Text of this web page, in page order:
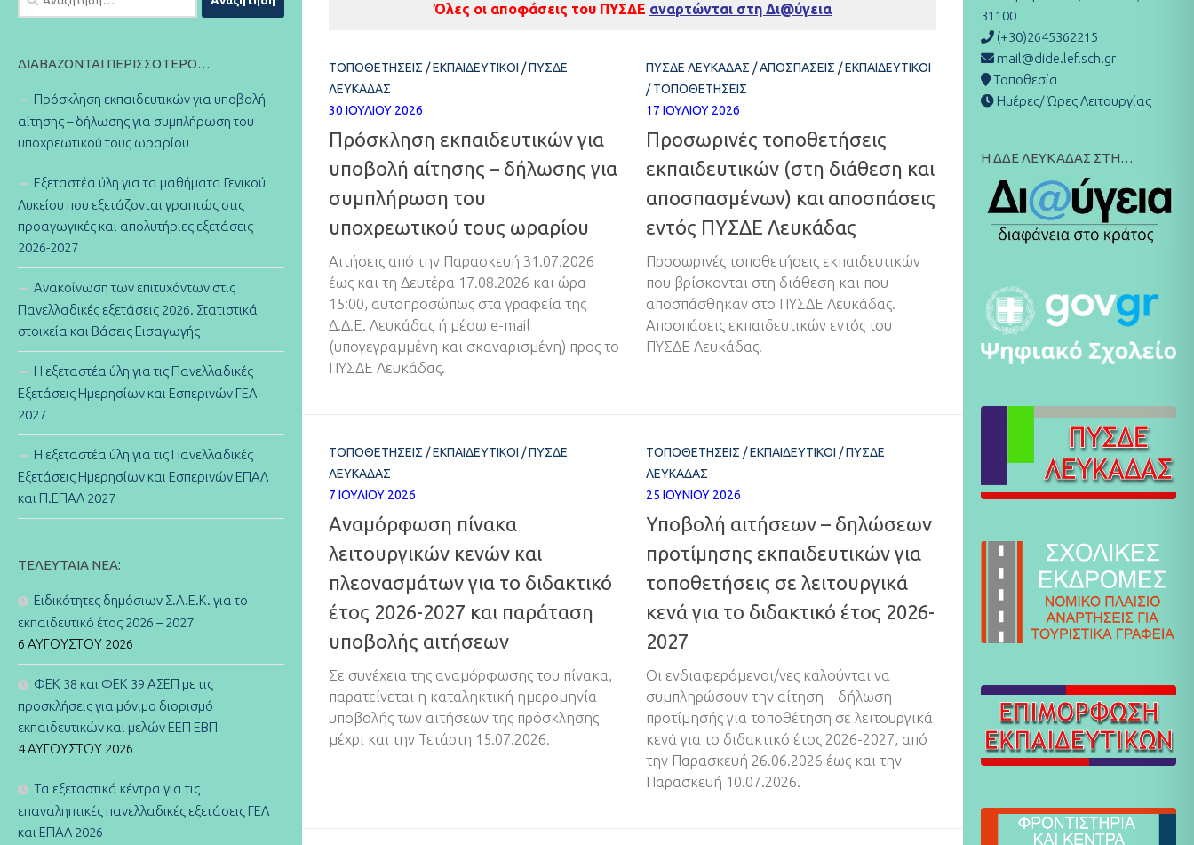
Όλες οι αποφάσεις του ΠΥΣΔΕ αναρτώνται στη Δι@ύγεια
ΤΟΠΟΘΕΤΉΣΕΙΣ /ΕΚΠΑΙΔΕΥΤΙΚΟΊ /ΠΥΣΔΕ
ΛΕΥΚΆΔΑΣ
30 ΙΟΥΛΊΟΥ 2026
Πρόσκληση εκπαιδευτικών για
υποβολή αίτησης – δήλωσης για
συμπλήρωση του
υποχρεωτικού τους ωραρίου
Αιτήσεις από την Παρασκευή 31.07.2026
έως και τη Δευτέρα 17.08.2026 και ώρα
15:00, αυτοπροσώπως στα γραφεία της
Δ.Δ.Ε. Λευκάδας ή μέσω e-mail
(υπογεγραμμένη και σκαναρισμένη) προς το
ΠΥΣΔΕ Λευκάδας.
ΠΥΣΔΕ ΛΕΥΚΆΔΑΣ /ΑΠΟΣΠΆΣΕΙΣ /ΕΚΠΑΙΔΕΥΤΙΚΟΊ
/ΤΟΠΟΘΕΤΉΣΕΙΣ
17 ΙΟΥΛΊΟΥ 2026
Προσωρινές τοποθετήσεις
εκπαιδευτικών (στη διάθεση και
αποσπασμένων) και αποσπάσεις
εντός ΠΥΣΔΕ Λευκάδας
Προσωρινές τοποθετήσεις εκπαιδευτικών
που βρίσκονται στη διάθεση και που
αποσπάσθηκαν στο ΠΥΣΔΕ Λευκάδας.
Αποσπάσεις εκπαιδευτικών εντός του
ΠΥΣΔΕ Λευκάδας.
ΤΟΠΟΘΕΤΉΣΕΙΣ /ΕΚΠΑΙΔΕΥΤΙΚΟΊ /ΠΥΣΔΕ
ΛΕΥΚΆΔΑΣ
7 ΙΟΥΛΊΟΥ 2026
Αναμόρφωση πίνακα
λειτουργικών κενών και
πλεονασμάτων για το διδακτικό
έτος 2026-2027 και παράταση
υποβολής αιτήσεων
Σε συνέχεια της αναμόρφωσης του πίνακα,
παρατείνεται η καταληκτική ημερομηνία
υποβολής των αιτήσεων της πρόσκλησης
μέχρι και την Τετάρτη 15.07.2026.
ΤΟΠΟΘΕΤΉΣΕΙΣ /ΕΚΠΑΙΔΕΥΤΙΚΟΊ /ΠΥΣΔΕ
ΛΕΥΚΆΔΑΣ
25 ΙΟΥΝΊΟΥ 2026
Υποβολή αιτήσεων – δηλώσεων
προτίμησης εκπαιδευτικών για
τοποθετήσεις σε λειτουργικά
κενά για το διδακτικό έτος 2026-
2027
Οι ενδιαφερόμενοι/νες καλούνται να
συμπληρώσουν την αίτηση – δήλωση
προτίμησής για τοποθέτηση σε λειτουργικά
κενά για το διδακτικό έτος 2026-2027, από
την Παρασκευή 26.06.2026 έως και την
Παρασκευή 10.07.2026.
για:
ΔΙΑΒΆΖΟΝΤΑΙ ΠΕΡΙΣΣΌΤΕΡΟ…
Πρόσκληση εκπαιδευτικών για υποβολή
αίτησης – δήλωσης για συμπλήρωση του
υποχρεωτικού τους ωραρίου
Εξεταστέα ύλη για τα μαθήματα Γενικού
Λυκείου που εξετάζονται γραπτώς στις
προαγωγικές και απολυτήριες εξετάσεις
2026-2027
Ανακοίνωση των επιτυχόντων στις
Πανελλαδικές εξετάσεις 2026. Στατιστικά
στοιχεία και Βάσεις Εισαγωγής
Η εξεταστέα ύλη για τις Πανελλαδικές
Εξετάσεις Ημερησίων και Εσπερινών ΓΕΛ
2027
Η εξεταστέα ύλη για τις Πανελλαδικές
Εξετάσεις Ημερησίων και Εσπερινών ΕΠΑΛ
και Π.ΕΠΑΛ 2027
ΤΕΛΕΥΤΑΊΑ ΝΈΑ:
Ειδικότητες δημόσιων Σ.Α.Ε.Κ. για το
εκπαιδευτικό έτος 2026 – 2027
6 ΑΥΓΟΎΣΤΟΥ 2026
ΦΕΚ 38 και ΦΕΚ 39 ΑΣΕΠ με τις
προσκλήσεις για μόνιμο διορισμό
εκπαιδευτικών και μελών ΕΕΠ ΕΒΠ
4 ΑΥΓΟΎΣΤΟΥ 2026
Τα εξεταστικά κέντρα για τις
επαναληπτικές πανελλαδικές εξετάσεις ΓΕΛ
και ΕΠΑΛ 2026
31100
(+30)2645362215
mail@dide.lef.sch.gr
Τοποθεσία
Ημέρες/ Ώρες Λειτουργίας
Η ΔΔΕ ΛΕΥΚΑΔΑΣ ΣΤΗ…